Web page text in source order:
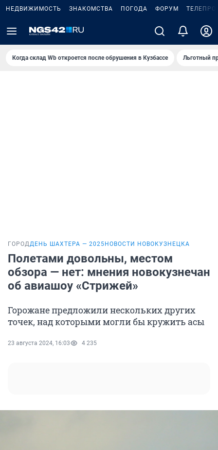
НЕДВИЖИМОСТЬ ЗНАКОМСТВА ПОГОДА ФОРУМ
Когда склад Wb откроется после обрушения в Кузбассе Льготный
ГОРОДДЕНЬ ШАХТЕРА — 2025 НОВОСТИ НОВОКУЗНЕЦКА
Полетами довольны, местом
обзора — нет: мнения новокузнечан
об авиашоу «Стрижей»
Горожане предложили нескольких других
точек, над которыми могли бы кружить асы
23 августа 2024, 16:03 4 235